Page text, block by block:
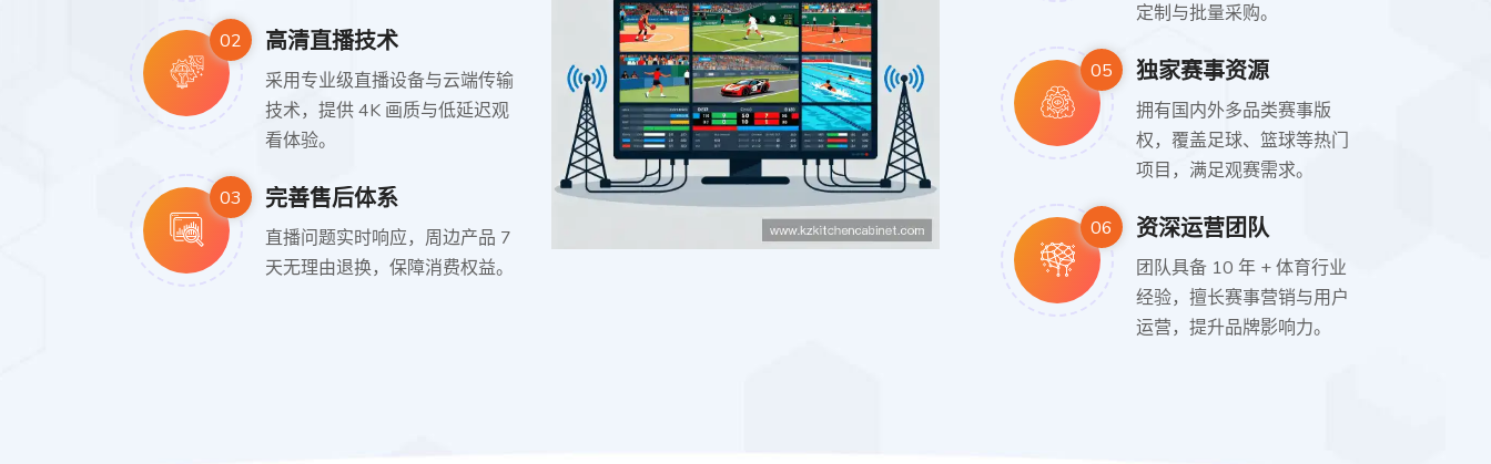
02 高清直播技术
采用专业级直播设备与云端传输
技术，提供 4K 画质与低延迟观
看体验。
03 完善售后体系
直播问题实时响应，周边产品 7
天无理由退换，保障消费权益。
定制与批量采购。
05 独家赛事资源
拥有国内外多品类赛事版
权，覆盖足球、篮球等热门
项目，满足观赛需求。
06 资深运营团队
团队具备 10 年 + 体育行业
经验，擅长赛事营销与用户
运营，提升品牌影响力。